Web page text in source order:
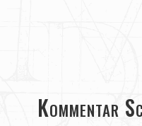
Kommentar